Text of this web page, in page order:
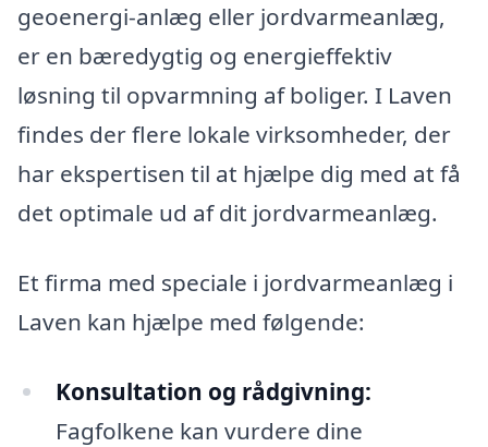
geoenergi-anlæg eller jordvarmeanlæg,
er en bæredygtig og energieffektiv
løsning til opvarmning af boliger. I Laven
findes der flere lokale virksomheder, der
har ekspertisen til at hjælpe dig med at få
det optimale ud af dit jordvarmeanlæg.
Et firma med speciale i jordvarmeanlæg i
Laven kan hjælpe med følgende:
Konsultation og rådgivning:
Fagfolkene kan vurdere dine